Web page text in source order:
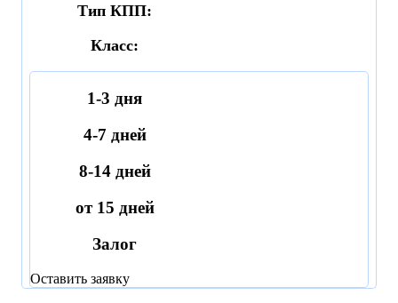
Тип КПП:
Класс:
1-3 дня
4-7 дней
8-14 дней
от 15 дней
Залог
Оставить заявку